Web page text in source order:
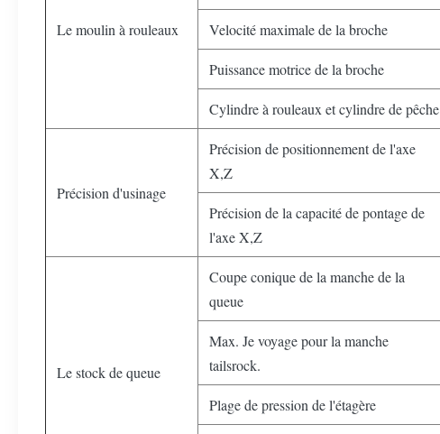
Le moulin à rouleaux Velocité maximale de la broche
Puissance motrice de la broche
Cylindre à rouleaux et cylindre de pêche
Précision d'usinage
Précision de positionnement de l'axe
X,Z
Précision de la capacité de pontage de
l'axe X,Z
Le stock de queue
Coupe conique de la manche de la
queue
Max. Je voyage pour la manche
tailsrock.
Plage de pression de l'étagère